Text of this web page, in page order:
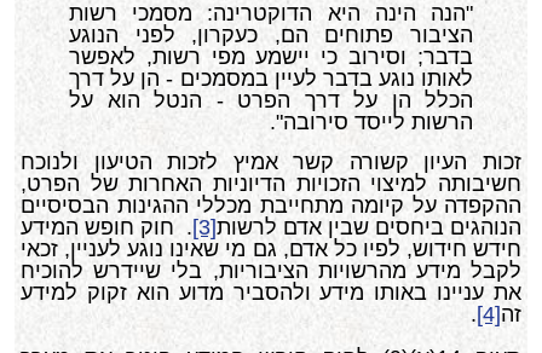
"הנה הינה היא הדוקטרינה: מסמכי רשות
הציבור פתוחים הם, כעקרון, לפני הנוגע
בדבר; וסירוב כי יישמע מפי רשות, לאפשר
לאותו נוגע בדבר לעיין במסמכים - הן על דרך
הכלל הן על דרך הפרט - הנטל הוא על
הרשות לייסד סירובה".
זכות העיון קשורה קשר אמיץ לזכות הטיעון ולנוכח
חשיבותה למיצוי הזכויות הדיוניות האחרות של הפרט,
ההקפדה על קיומה מתחייבת מכללי ההגינות הבסיסיים
הנוהגים ביחסים שבין אדם לרשות[3]. חוק חופש המידע
חידש חידוש, לפיו כל אדם, גם מי שאינו נוגע לעניין, זכאי
לקבל מידע מהרשויות הציבוריות, בלי שיידרש להוכיח
את עניינו באותו מידע ולהסביר מדוע הוא זקוק למידע
זה[4]
.